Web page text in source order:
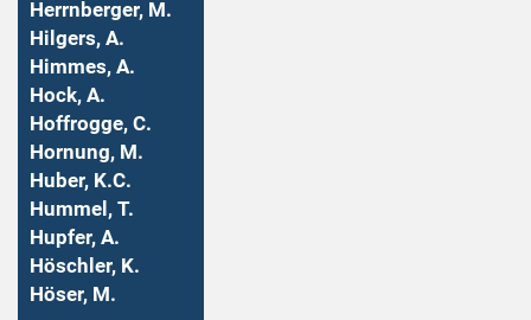
Herrnberger, M.
Hilgers, A.
Himmes, A.
Hock, A.
Hoffrogge, C.
Hornung, M.
Huber, K.C.
Hummel, T.
Hupfer, A.
Höschler, K.
Höser, M.